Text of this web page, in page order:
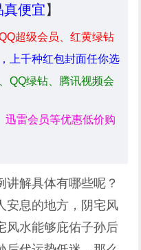
真便宜】
超级会员、红黄绿钻
上千种红包封面任你选
QQ绿钻、腾讯视频会
迅雷会员等优惠低价购
讲解具体有哪些呢？
安息的地方，阴宅风
风水能够庇佑子孙后